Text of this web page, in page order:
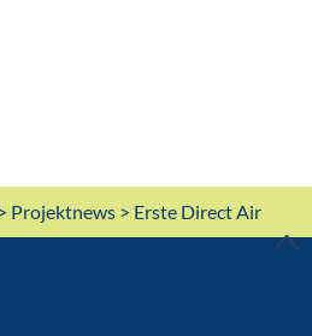
> Projektnews > Erste Direct Air
in Betrieb
TOP